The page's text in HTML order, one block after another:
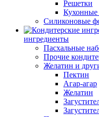
Решетки
Кухонные
Силиконовые
ингредиенты
Пасхальные
Прочие
Желатин и
Пектин
Агар-агар
Желатин